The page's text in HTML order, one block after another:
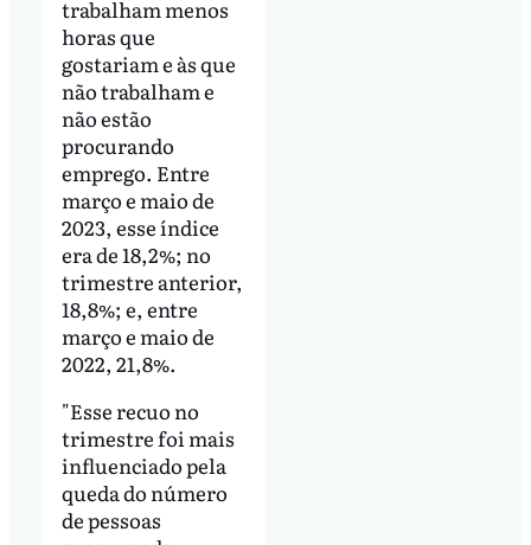
trabalham menos
horas que
gostariam e às que
não trabalham e
não estão
procurando
emprego. Entre
março e maio de
2023, esse índice
era de 18,2%; no
trimestre anterior,
18,8%; e, entre
março e maio de
2022, 21,8%.
"Esse recuo no
trimestre foi mais
influenciado pela
queda do número
de pessoas